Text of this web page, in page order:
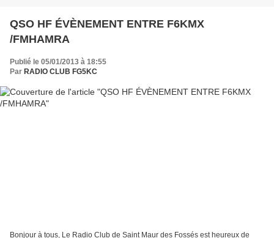
QSO HF ÉVÈNEMENT ENTRE F6KMX
/FMHAMRA
Publié le 05/01/2013 à 18:55
Par RADIO CLUB FG5KC
Bonjour à tous, Le Radio Club de Saint Maur des Fossés est heureux de